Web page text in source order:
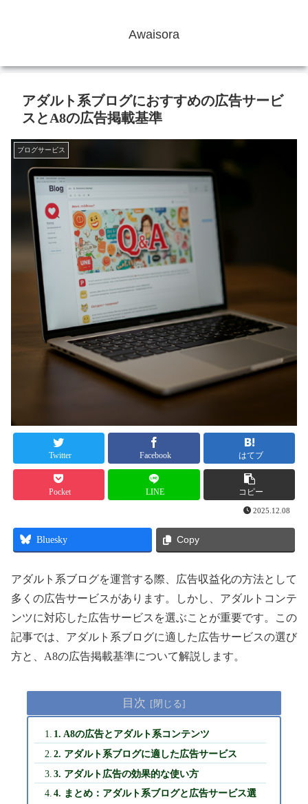
Awaisora
アダルト系ブログにおすすめの広告サービ
スとA8の広告掲載基準
ブログサービス
Twitter Facebook はてブ
Pocket LINE コピー
2025.12.08
Bluesky Copy
アダルト系ブログを運営する際、広告収益化の方法として
多くの広告サービスがあります。しかし、アダルトコンテ
ンツに対応した広告サービスを選ぶことが重要です。この
記事では、アダルト系ブログに適した広告サービスの選び
方と、A8の広告掲載基準について解説します。
目次
1. A8の広告とアダルト系コンテンツ
2. アダルト系ブログに適した広告サービス
3. アダルト広告の効果的な使い方
4. まとめ：アダルト系ブログと広告サービス選